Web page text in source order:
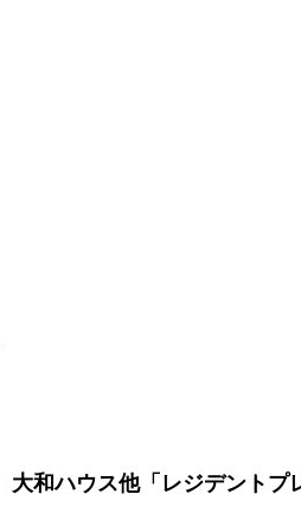
大和ハウス他「レジデントプ